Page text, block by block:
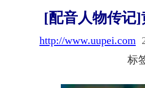
[配音人物传记
http://www.uupei.com
标